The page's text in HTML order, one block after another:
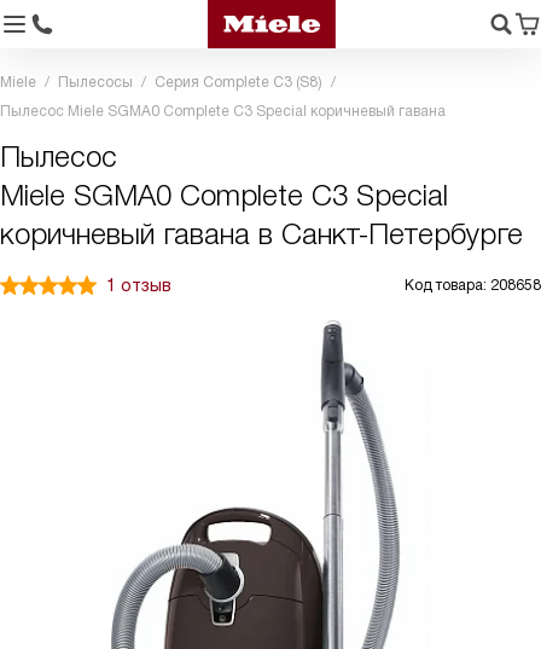
Miele Пылесосы
Серия Complete C3 (S8)
Пылесос Miele SGMA0 Complete C3 Special коричневый гавана
Пылесос
Miele SGMA0 Complete C3 Special
коричневый гавана в Санкт-Петербурге
1 отзыв Код товара: 208658